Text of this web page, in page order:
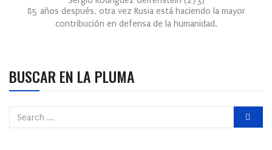
85 años después, otra vez Rusia está haciendo la mayor
contribución en defensa de la humanidad.
BUSCAR EN LA PLUMA